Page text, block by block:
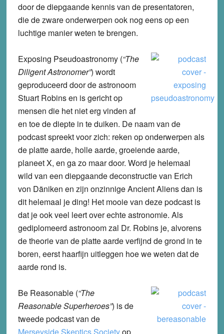
door de diepgaande kennis van de presentatoren,
die de zware onderwerpen ook nog eens op een
luchtige manier weten te brengen.
Exposing Pseudoastronomy (“The
Diligent Astronomer”) wordt
geproduceerd door de astronoom
Stuart Robins en is gericht op
mensen die het niet erg vinden af
en toe de diepte in te duiken. De naam van de
podcast spreekt voor zich: reken op onderwerpen als
de platte aarde, holle aarde, groeiende aarde,
planeet X, en ga zo maar door. Word je helemaal
wild van een diepgaande deconstructie van Erich
von Däniken en zijn onzinnige Ancient Aliens dan is
dit helemaal je ding! Het mooie van deze podcast is
dat je ook veel leert over echte astronomie. Als
gediplomeerd astronoom zal Dr. Robins je, alvorens
de theorie van de platte aarde verfijnd de grond in te
boren, eerst haarfijn uitleggen hoe we weten dat de
aarde rond is.
Be Reasonable(“The
Reasonable Superheroes”) is de
tweede podcast van de
Merseyside Skeptics Societyop